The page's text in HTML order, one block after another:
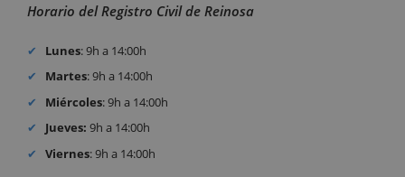
Horario del Registro Civil de Reinosa
Lunes: 9h a 14:00h
Martes: 9h a 14:00h
Miércoles: 9h a 14:00h
Jueves: 9h a 14:00h
Viernes: 9h a 14:00h